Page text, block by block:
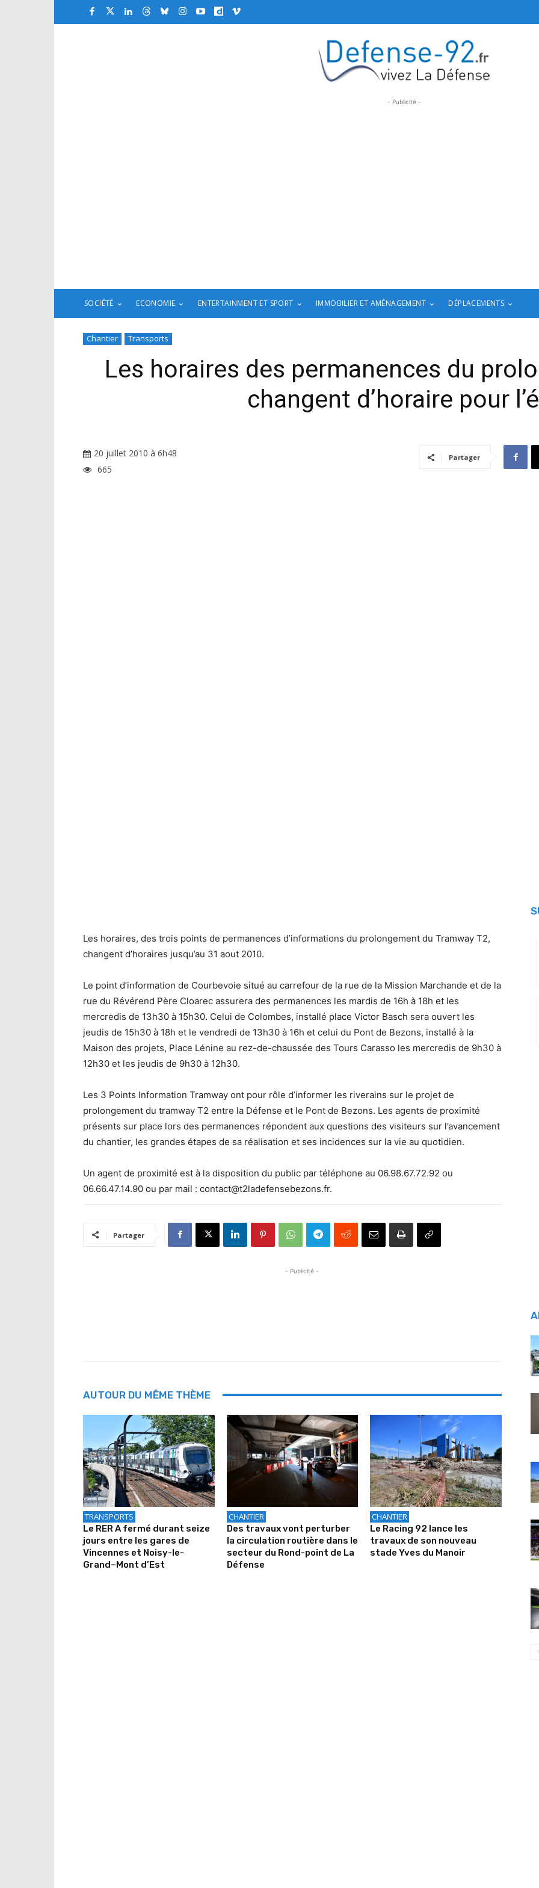
- Publicité -
SOCIÉTÉ ECONOMIE ENTERTAINMENT ET SPORT IMMOBILIER ET AMÉNAGEMENT DÉPLACEMENTS
Chantier Transports
Les horaires des permanences du
changent d’horaire pour
20 juillet 2010 à 6h48
665
Partager
Les horaires, des trois points de permanences d’informations du prolongement du Tramway T2,
changent d’horaires jusqu’au 31 aout 2010.
Le point d’information de Courbevoie situé au carrefour de la rue de la Mission Marchande et de la
rue du Révérend Père Cloarec assurera des permanences les mardis de 16h à 18h et les
mercredis de 13h30 à 15h30. Celui de Colombes, installé place Victor Basch sera ouvert les
jeudis de 15h30 à 18h et le vendredi de 13h30 à 16h et celui du Pont de Bezons, installé à la
Maison des projets, Place Lénine au rez-de-chaussée des Tours Carasso les mercredis de 9h30 à
12h30 et les jeudis de 9h30 à 12h30.
Les 3 Points Information Tramway ont pour rôle d’informer les riverains sur le projet de
prolongement du tramway T2 entre la Défense et le Pont de Bezons. Les agents de proximité
présents sur place lors des permanences répondent aux questions des visiteurs sur l’avancement
du chantier, les grandes étapes de sa réalisation et ses incidences sur la vie au quotidien.
Un agent de proximité est à la disposition du public par téléphone au 06.98.67.72.92 ou
06.66.47.14.90 ou par mail : contact@t2ladefensebezons.fr.
Partager
- Publicité -
AUTOUR DU MÊME THÈME
TRANSPORTS
Le RER A fermé durant seize
jours entre les gares de
Vincennes et Noisy-le-
Grand–Mont d’Est
CHANTIER
Des travaux vont perturber
la circulation routière dans le
secteur du Rond-point de La
Défense
CHANTIER
Le Racing 92 lance les
travaux de son nouveau
stade Yves du Manoir